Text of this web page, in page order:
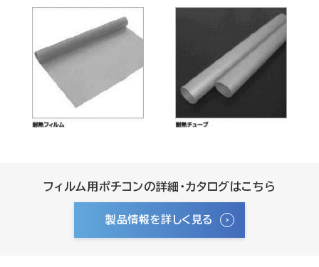
フィルム用ポチコンの詳細・カタログはこちら
製品情報を詳しく見る